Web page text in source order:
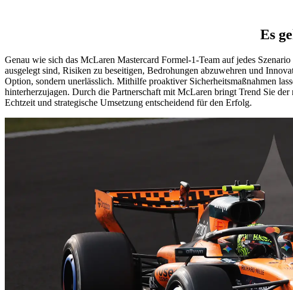
Es
Genau wie sich das McLaren Mastercard Formel-1-Team auf jedes
ausgelegt sind, Risiken zu beseitigen, Bedrohungen abzuwehren und
Option, sondern unerlässlich. Mithilfe proaktiver Sicherheitsmaßnahmen
hinterherzujagen. Durch die Partnerschaft mit McLaren bringt Trend Sie
Echtzeit und strategische Umsetzung entscheidend für den Erfolg.